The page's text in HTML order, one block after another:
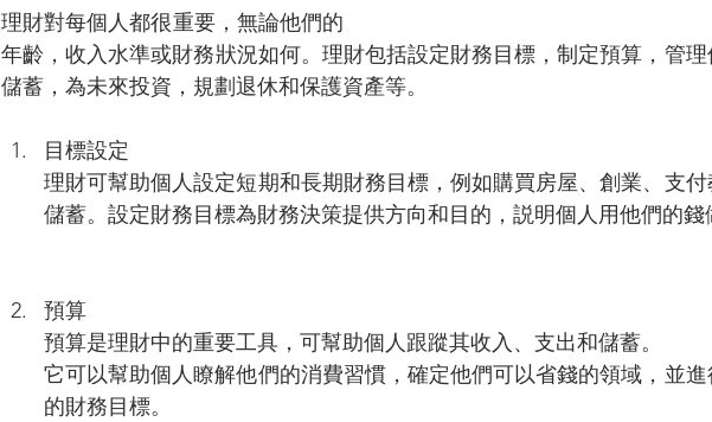
理財對每個人都很重要，無論他們的
年齡，收入水準或財務狀況如何。理財包括設定財務目標，制定預算，管
儲蓄，為未來投資，規劃退休和保護資產等。
目標設定
理財可幫助個人設定短期和長期財務目標，例如購買房屋、創業、支
儲蓄。設定財務目標為財務決策提供方向和目的，説明個人用他們的錢
預算
預算是理財中的重要工具，可幫助個人跟蹤其收入、支出和儲蓄。
它可以幫助個人瞭解他們的消費習慣，確定他們可以省錢的領域，並
的財務目標。